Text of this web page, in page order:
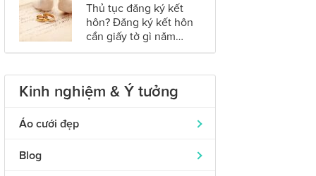
Thủ tục đăng ký kết
hôn? Đăng ký kết hôn
cần giấy tờ gì năm
2023?
Kinh nghiệm & Ý tưởng
Áo cưới đẹp
Áo dài cưới
319
Blog